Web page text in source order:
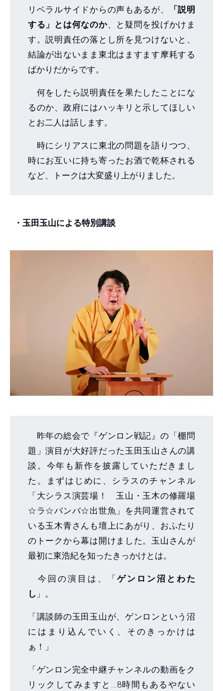
リベラルサイドからの声もあるが、
「説明
する」とは何なのか、と疑問を投げかけま
す。説明責任の落とし所を見つけないと、
結論が出ないまま東北はますます摩耗する
ばかりだからです。
何をしたら説明責任を果たしたことにな
るのか、政府にはハッキリと示してほしい
とお二人は話します。
時にシリアスに東北の問題を語りつつ、
時にお互いに持ち寄ったお酒で乾杯される
など、トークは大変盛り上がりました。
・玉田玉山による特別講談
昨年の総会で『ゲンロン戦記』の「棚問
題」演目が大好評だった玉田玉山さんの講
談。今年も新作を披露していただきまし
た。まずはじめに、シラスのチャンネル
「大シラス演芸場！ 玉山・玉木の修羅場
☆ラ☆バンバ☆出世魚」を共同運営されて
いる玉木青さんも壇上にあがり、おふたり
のトークから幕は開けました。玉山さんが
最初に東浩紀を知ったきっかけとは。
今回の演目は、「ゲンロン沼とわた
し 」。
「講談師の玉田玉山が、ゲンロンという沼
にはまり込んでいく、そのきっかけは
ぁ！」
「ゲンロン完全中継チャンネルの動画をク
リックしてみますと...8時間もあるやない